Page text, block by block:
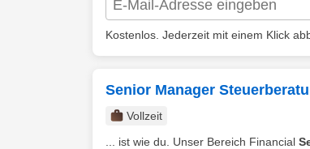
Kostenlos. Jederzeit mit einem Klick
Senior Manager
Vollzeit
... ist wie du. Unser Bereich Financial